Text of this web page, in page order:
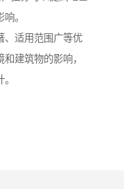
。
、适用范围广等优
建筑物的影响，